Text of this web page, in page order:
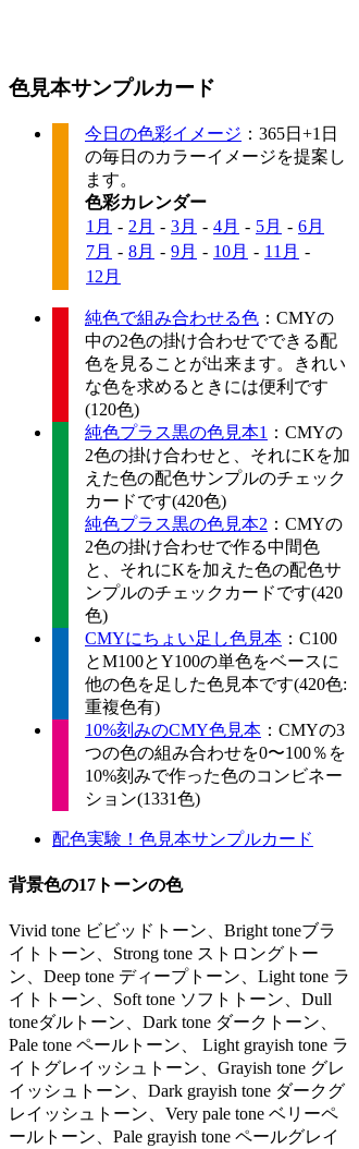
色見本サンプルカード
今日の色彩イメージ ：365日+1日
の毎日のカラーイメージを提案し
ます。
色彩カレンダー
1月 - 2月 - 3月 - 4月 - 5月 - 6月
7月 - 8月 - 9月 - 10月 - 11月 -
12月
純色で組み合わせる色 ：CMYの
中の2色の掛け合わせでできる配
色を見ることが出来ます。きれい
な色を求めるときには便利です
(120色)
純色プラス黒の色見本1 ：CMYの
2色の掛け合わせと、それにKを加
えた色の配色サンプルのチェック
カードです(420色)
純色プラス黒の色見本2 ：CMYの
2色の掛け合わせで作る中間色
と、それにKを加えた色の配色サ
ンプルのチェックカードです(420
色)
CMYにちょい足し色見本 ：C100
とM100とY100の単色をベースに
他の色を足した色見本です(420色:
重複色有)
10%刻みのCMY色見本 ：CMYの3
つの色の組み合わせを0〜100％を
10%刻みで作った色のコンビネー
ション(1331色)
配色実験！色見本サンプルカード
背景色の17トーンの色
Vivid tone ビビッドトーン、Bright toneブラ
イトトーン、Strong tone ストロングトー
ン、Deep tone ディープトーン、Light tone ラ
イトトーン、Soft tone ソフトトーン、Dull
toneダルトーン、Dark tone ダークトーン、
Pale tone ペールトーン、 Light grayish tone ラ
イトグレイッシュトーン、Grayish tone グレ
イッシュトーン、Dark grayish tone ダークグ
レイッシュトーン、Very pale tone ベリーペ
ールトーン、Pale grayish tone ペールグレイ